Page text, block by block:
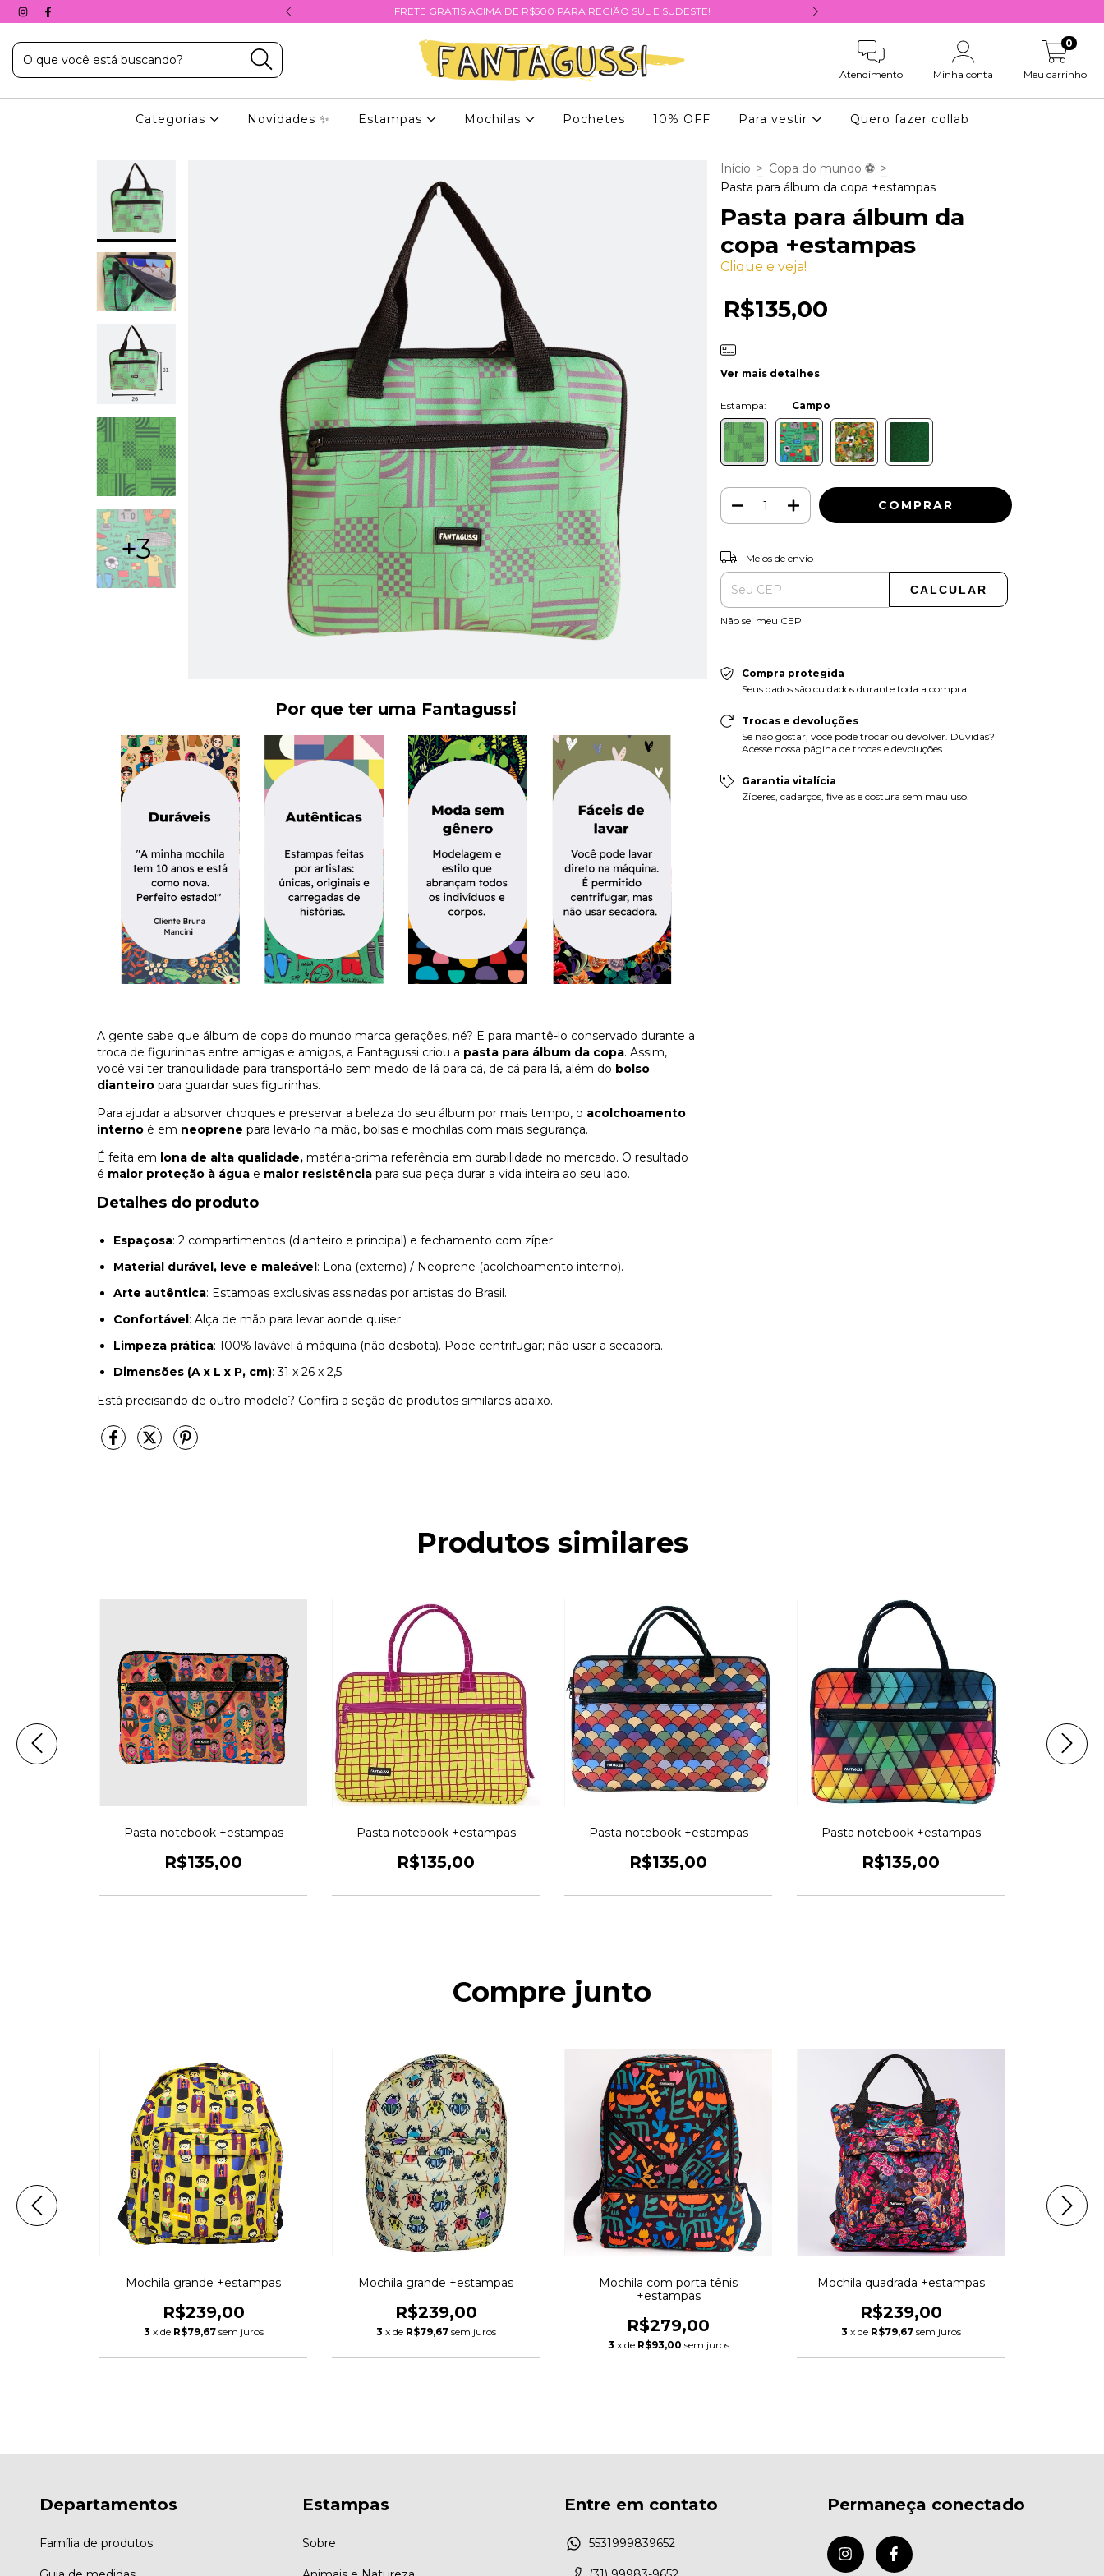
COM O CUPOM: 10%PRIMEIRACOMPRA FRETE GRÁTIS ACIMA DE R$500 PARA REGIÃO SUL E SUDESTE!
Atendimento Minha conta Meu carrinho
0
Categorias Novidades ✨ Estampas Mochilas Pochetes 10% OFF Para vestir Quero fazer collab
+3
Por que ter uma Fantagussi
A gente sabe que álbum de copa do mundo marca gerações, né? E para mantê-lo conservado durante a
troca de figurinhas entre amigas e amigos, a Fantagussi criou a pasta para álbum da copa. Assim,
você vai ter tranquilidade para transportá-lo sem medo de lá para cá, de cá para lá, além do bolso
dianteiro para guardar suas figurinhas.
Para ajudar a absorver choques e preservar a beleza do seu álbum por mais tempo, o acolchoamento
interno é em neoprene para leva-lo na mão, bolsas e mochilas com mais segurança.
É feita em lona de alta qualidade, matéria-prima referência em durabilidade no mercado. O resultado
é maior proteção à água e maior resistência para sua peça durar a vida inteira ao seu lado.
Detalhes do produto
Espaçosa: 2 compartimentos (dianteiro e principal) e fechamento com zíper.
Material durável, leve e maleável: Lona (externo) / Neoprene (acolchoamento interno).
Arte autêntica: Estampas exclusivas assinadas por artistas do Brasil.
Confortável: Alça de mão para levar aonde quiser.
Limpeza prática: 100% lavável à máquina (não desbota). Pode centrifugar; não usar a secadora.
Dimensões (A x L x P, cm): 31 x 26 x 2,5
Está precisando de outro modelo? Confira a seção de produtos similares abaixo.
Início > Copa do mundo ⚽ >
Pasta para álbum da copa +estampas
Pasta para álbum da
copa +estampas
Clique e veja!
R$135,00
Ver mais detalhes
Campo
Entregas para o CEP:
Meios de envio
CALCULAR
Não sei meu CEP
Compra protegida
Seus dados são cuidados durante toda a compra.
Trocas e devoluções
Se não gostar, você pode trocar ou devolver. Dúvidas?
Acesse nossa página de trocas e devoluções.
Garantia vitalícia
Zíperes, cadarços, fivelas e costura sem mau uso.
Produtos similares
Pasta notebook +estampas
R$135,00
Pasta notebook +estampas
R$135,00
Pasta notebook +estampas
R$135,00
Pasta notebook +estampas
R$135,00
Compre junto
Mochila grande +estampas
R$239,00
3 x de R$79,67 sem juros
Mochila grande +estampas
R$239,00
3 x de R$79,67 sem juros
Mochila com porta tênis
+estampas
R$279,00
3 x de R$93,00 sem juros
Mochila quadrada +estampas
R$239,00
3 x de R$79,67 sem juros
Departamentos
Família de produtos
Estampas
Sobre
Entre em contato
5531999839652
Permaneça conectado